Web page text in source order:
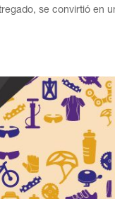
se convirtió en